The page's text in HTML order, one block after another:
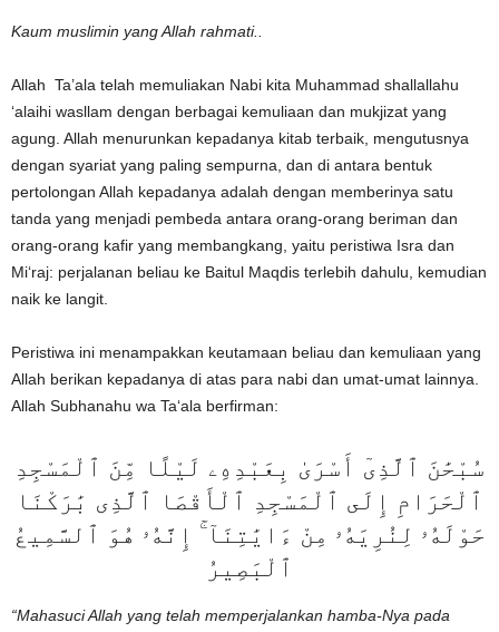
Kaum muslimin yang Allah rahmati..
Allah Ta’ala telah memuliakan Nabi kita Muhammad shallallahu
‘alaihi wasllam dengan berbagai kemuliaan dan mukjizat yang
agung. Allah menurunkan kepadanya kitab terbaik, mengutusnya
dengan syariat yang paling sempurna, dan di antara bentuk
pertolongan Allah kepadanya adalah dengan memberinya satu
tanda yang menjadi pembeda antara orang-orang beriman dan
orang-orang kafir yang membangkang, yaitu peristiwa Isra dan
Mi‘raj: perjalanan beliau ke Baitul Maqdis terlebih dahulu, kemudian
naik ke langit.
Peristiwa ini menampakkan keutamaan beliau dan kemuliaan yang
Allah berikan kepadanya di atas para nabi dan umat-umat lainnya.
Allah Subhanahu wa Ta‘ala berfirman:
سُبْحَٰنَ ٱلَّذِىٓ أَسْرَىٰ بِعَبْدِهِۦ لَيْلًا مِّنَ ٱلْمَسْجِدِ
ٱلْحَرَامِ إِلَى ٱلْمَسْجِدِ ٱلْأَقْصَا ٱلَّذِى بَٰرَكْنَا
حَوْلَهُۥ لِنُرِيَهُۥ مِنْ ءَايَٰتِنَآ ۚ إِنَّهُۥ هُوَ ٱلسَّمِيعُ
ٱلْبَصِيرُ
“Mahasuci Allah yang telah memperjalankan hamba-Nya pada